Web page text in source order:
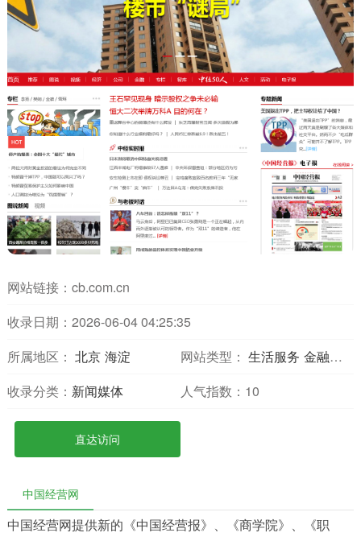
网站链接： cb.com.cn
收录日期：2026-06-04 04:25:35
所属地区： 北京 海淀 网站类型： 生活服务 金融财经
收录分类： 新闻媒体 人气指数： 10
直达访问
中国经营网
中国经营网提供新的《中国经营报》、《商学院》、《职